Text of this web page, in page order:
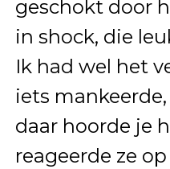
geschokt door
in shock, die
Ik had wel het
iets
daar hoorde je
reageerde ze